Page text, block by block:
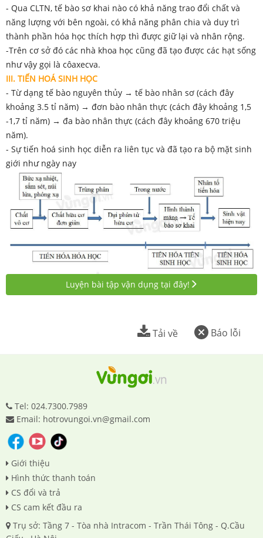
- Qua CLTN, tế bào sơ khai nào có khả năng trao đổi chất và
năng lượng với bên ngoài, có khả năng phân chia và duy trì
thành phần hóa học thích hợp thì được giữ lại và nhân rộng.
-Trên cơ sở đó các nhà khoa học cũng đã tạo được các hạt sống
như vậy gọi là côaxecva.
III. TIẾN HOÁ SINH HỌC
- Từ dạng tế bào nguyên thủy → tế bào nhân sơ (cách đây
khoảng 3.5 tỉ năm) → đơn bào nhân thực (cách đây khoảng 1,5
-1,7 tỉ năm) → đa bào nhân thực (cách đây khoảng 670 triệu
năm).
- Sự tiến hoá sinh học diễn ra liên tục và đã tạo ra bộ mặt sinh
giới như ngày nay
Luyện bài tập vận dụng tại đây!
Báo lỗi
Tải về
Tel: 024.7300.7989
Email: hotrovungoi.vn@gmail.com
Giới thiệu
Hình thức thanh toán
CS đổi và trả
CS cam kết đầu ra
Trụ sở: Tầng 7 - Tòa nhà Intracom - Trần Thái Tông - Q.Cầu